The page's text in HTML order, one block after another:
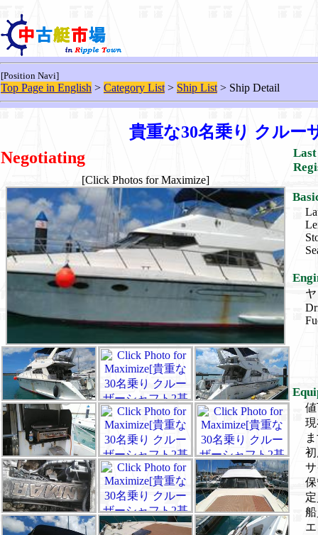
[Position Navi]
Top Page in English > Category List > Ship List > Ship Detail
貴重な30名乗り クルー
Negotiating
[Click Photos for Maximize]